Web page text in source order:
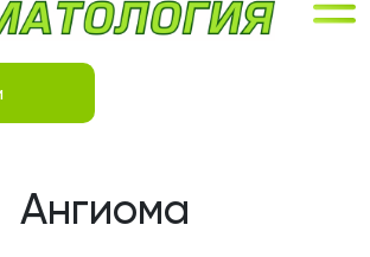
Ангиома